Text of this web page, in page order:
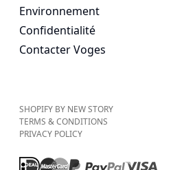
Environnement
Confidentialité
Contacter Voges
SHOPIFY BY NEW STORY
TERMS & CONDITIONS
PRIVACY POLICY